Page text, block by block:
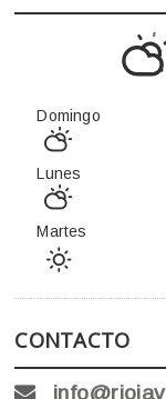
Domingo
Lunes
Martes
CONTACTO